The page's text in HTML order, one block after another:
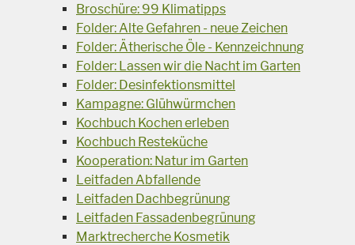
Broschüre: 99 Klimatipps
Folder: Alte Gefahren - neue Zeichen
Folder: Ätherische Öle - Kennzeichnung
Folder: Lassen wir die Nacht im Garten
Folder: Desinfektionsmittel
Kampagne: Glühwürmchen
Kochbuch Kochen erleben
Kochbuch Resteküche
Kooperation: Natur im Garten
Leitfaden Abfallende
Leitfaden Dachbegrünung
Leitfaden Fassadenbegrünung
Marktrecherche Kosmetik